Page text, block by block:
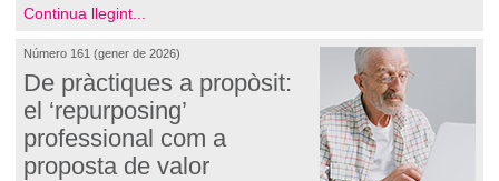
Continua llegint...
Número 161 (gener de 2026)
De pràctiques a propòsit:
el ‘repurposing’
professional com a
proposta de valor